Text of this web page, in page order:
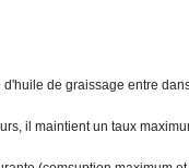
de graissage entre
il maintient un taux